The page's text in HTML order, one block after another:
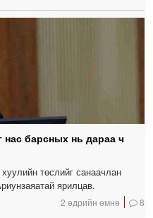
нас барсных нь дараа ч
төслийг санаачлан
ярилцав.
2 өдрийн өмнө 8